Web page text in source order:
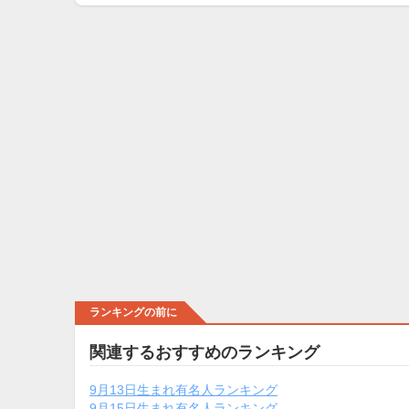
ランキングの前に
関連するおすすめのランキング
9月13日生まれ有名人ランキング